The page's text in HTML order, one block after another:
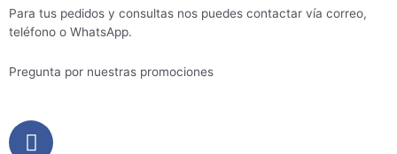
Para tus pedidos y consultas nos puedes contactar vía correo,
teléfono o WhatsApp.
Pregunta por nuestras promociones